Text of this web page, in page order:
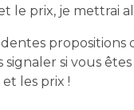
le prix, je mettrai
propositions
si vous
et les prix !